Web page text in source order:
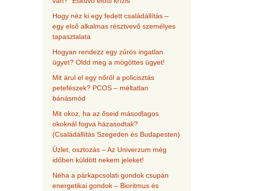
Hogy néz ki egy fedett családállítás –
egy első alkalmas résztvevő személyes
tapasztalata
Hogyan rendezz egy zűrös ingatlan
ügyet? Oldd meg a mögöttes ügyet!
Mit árul el egy nőről a policisztás
petefészek? PCOS – méltatlan
bánásmód
Mit okoz, ha az őseid másodlagos
okoknál fogva házasodtak?
(Családállítás Szegeden és Budapesten)
Üzlet, osztozás – Az Univerzum még
időben küldött nekem jeleket!
Néha a párkapcsolati gondok csupán
energetikai gondok – Bioritmus és